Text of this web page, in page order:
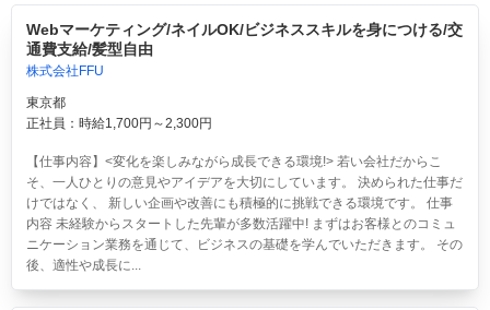
Webマーケティング/ネイルOK/ビジネススキルを身につける/交
通費支給/髪型自由
株式会社FFU
東京都
正社員：時給1,700円～2,300円
【仕事内容】<変化を楽しみながら成長できる環境!> 若い会社だからこ
そ、一人ひとりの意見やアイデアを大切にしています。 決められた仕事だ
けではなく、 新しい企画や改善にも積極的に挑戦できる環境です。 仕事
内容 未経験からスタートした先輩が多数活躍中! まずはお客様とのコミュ
ニケーション業務を通じて、ビジネスの基礎を学んでいただきます。 その
後、適性や成長に...